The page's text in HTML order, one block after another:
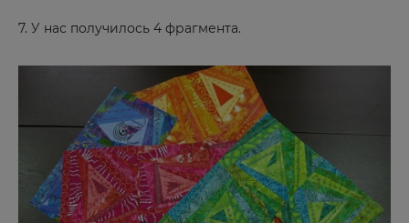
7. У нас получилось 4 фрагмента.